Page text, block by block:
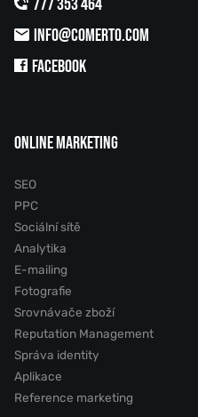
INFO@COMERTO.COM
FACEBOOK
ONLINE MARKETING
SEO
PPC
Sociální sítě
Analytika
E-mailing
Fotografie
Srovnávače zboží
Reputation Management
Správa identity
Aplikace
Reference marketing